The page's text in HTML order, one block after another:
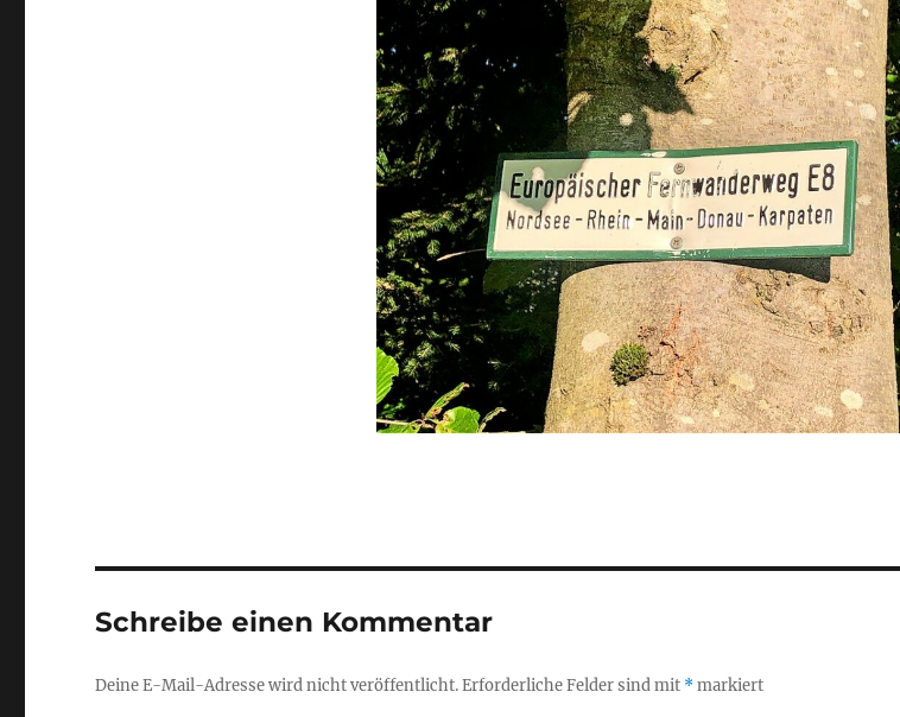
Schreibe einen Kommentar
Deine E-Mail-Adresse wird nicht veröffentlicht.Erforderliche Felder sind mit *markiert